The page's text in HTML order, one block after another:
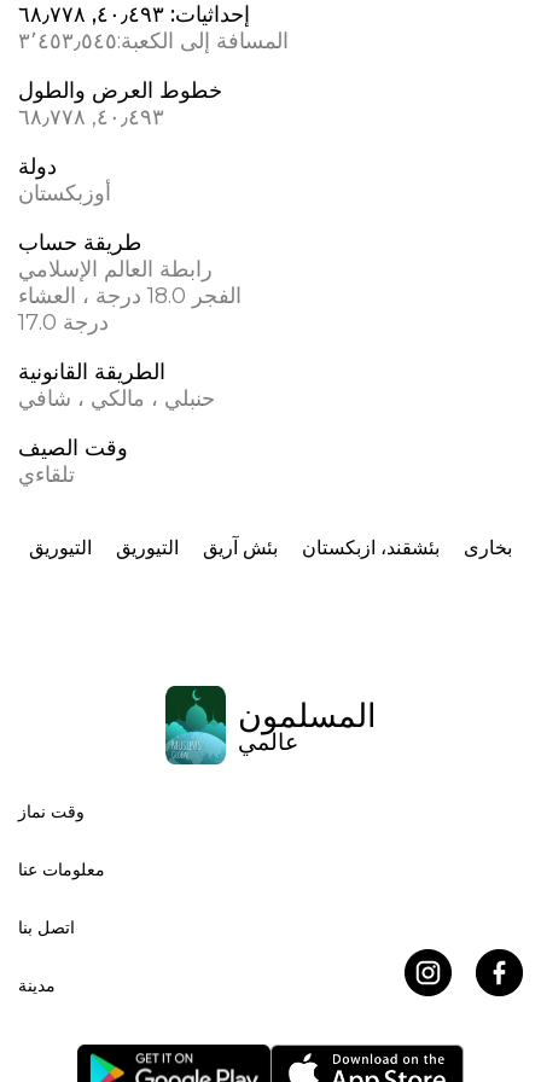
إحداثيات: ٤٠٫٤٩٣, ٦٨٫٧٧٨
المسافة إلى الكعبة:٣٬٤٥٣٫٥٤٥
خطوط العرض والطول
٤٠٫٤٩٣, ٦٨٫٧٧٨
دولة
أوزبكستان
طريقة حساب
رابطة العالم الإسلامي
الفجر 18.0 درجة ، العشاء
17.0 درجة
الطريقة القانونية
حنبلي ، مالكي ، شافي
وقت الصيف
تلقاءي
التیوریق التیوریق بئش آریق بئشقند، ازبکستان بخارى
المسلمون
عالمي
وقت نماز
معلومات عنا
اتصل بنا
مدينة